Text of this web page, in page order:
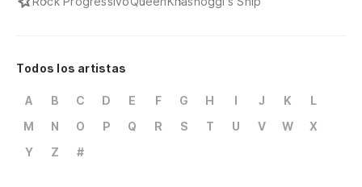
Todos los artistas
A B C D E F G H I J K
L
M
N O P Q R S T U V W
X
Y
Z #